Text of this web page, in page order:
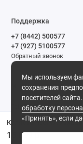
15 699 р.
Мы используем
сохранения
посетителей
обработку
«Принять», если
Поддержка
+7 (8442) 500577
+7 (927) 5100577
Обратный звонок
Мы в сети